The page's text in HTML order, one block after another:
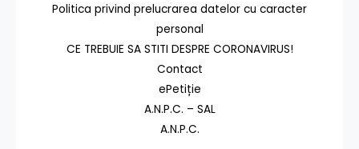
Politica privind prelucrarea datelor cu caracter
personal
CE TREBUIE SA STITI DESPRE CORONAVIRUS!
Contact
ePetiție
A.N.P.C. – SAL
A.N.P.C.